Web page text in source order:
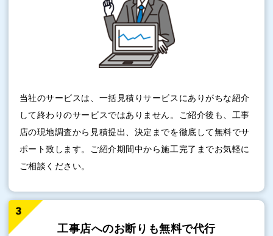
当社のサービスは、一括見積りサービスにありがちな紹介
して終わりのサービスではありません。ご紹介後も、工事
店の現地調査から見積提出、決定までを徹底して無料でサ
ポート致します。ご紹介期間中から施工完了までお気軽に
ご相談ください。
工事店へのお断りも無料で代行